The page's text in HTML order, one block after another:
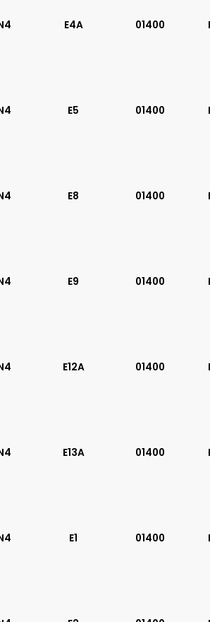
E4A 01400
E5 01400
E8 01400
E9 01400
E12A 01400
E13A 01400
E1 01400